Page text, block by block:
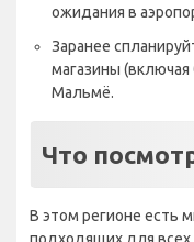
ожидания в
Заранее
магазины
Мальмё.
Что
В этом регионе есть